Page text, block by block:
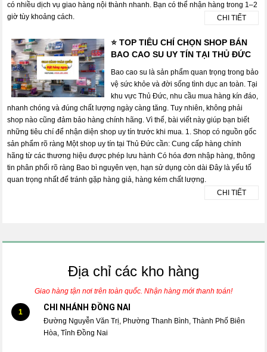
có nhiều dịch vụ giao hàng nội thành nhanh. Bạn có thể nhận hàng trong 1–2
giờ tùy khoảng cách.
CHI TIẾT
⭐ TOP TIÊU CHÍ CHỌN SHOP BÁN
BAO CAO SU UY TÍN TẠI THỦ ĐỨC
Bao cao su là sản phẩm quan trọng trong bảo
vệ sức khỏe và đời sống tình dục an toàn. Tại
khu vực Thủ Đức, nhu cầu mua hàng kín đáo,
nhanh chóng và đúng chất lượng ngày càng tăng. Tuy nhiên, không phải
shop nào cũng đảm bảo hàng chính hãng. Vì thế, bài viết này giúp bạn biết
những tiêu chí để nhận diện shop uy tín trước khi mua. 1. Shop có nguồn gốc
sản phẩm rõ ràng Một shop uy tín tại Thủ Đức cần: Cung cấp hàng chính
hãng từ các thương hiệu được phép lưu hành Có hóa đơn nhập hàng, thông
tin phân phối rõ ràng Bao bì nguyên vẹn, hạn sử dụng còn dài Đây là yếu tố
quan trọng nhất để tránh gặp hàng giả, hàng kém chất lượng.
CHI TIẾT
Địa chỉ các kho hàng
Giao hàng tận nơi trên toàn quốc. Nhận hàng mới thanh toán!
1 CHI NHÁNH ĐỒNG NAI
Đường Nguyễn Văn Trị, Phường Thanh Bình, Thành Phố Biên
Hòa, Tỉnh Đồng Nai